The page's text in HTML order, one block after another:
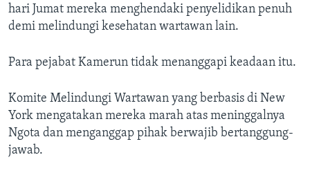
hari Jumat mereka menghendaki penyelidikan penuh
demi melindungi kesehatan wartawan lain.
Para pejabat Kamerun tidak menanggapi keadaan itu.
Komite Melindungi Wartawan yang berbasis di New
York mengatakan mereka marah atas meninggalnya
Ngota dan menganggap pihak berwajib bertanggung-
jawab.